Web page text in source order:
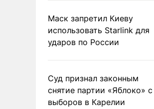
Маск запретил Киеву
использовать Starlink для
ударов по России
Суд признал законным
снятие партии «Яблоко» с
выборов в Карелии